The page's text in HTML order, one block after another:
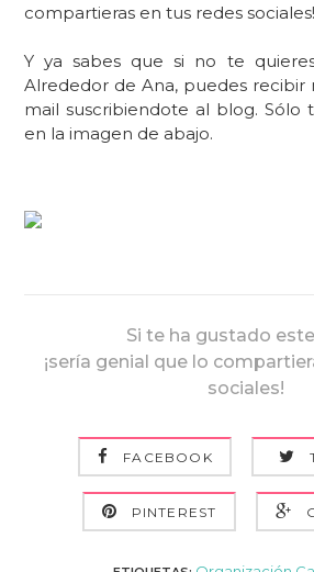
compartieras en tus redes sociales!
Y ya sabes que si no te
Alrededor de Ana, puedes recibir
mail suscribiendote al blog. Sólo
en la imagen de abajo.
Si te ha gustado
¡sería genial que lo
sociales!
FACEBOOK
PINTEREST